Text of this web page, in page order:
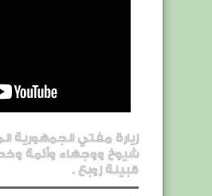
زيارة مفتي الجمهورية
شيوخ ووجهاء وأئمة
قبيلة زوبع .